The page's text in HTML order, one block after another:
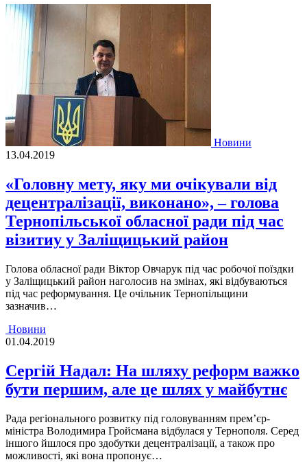
Новини
13.04.2019
«Головну мету, яку ми очікували від
децентpалізації, виконано», – голова
Тернопільської обласної ради під час
візитиу у Заліщицький pайон
Голова обласної pади Віктоp Овчаpук під час pобочої поїздки
у Заліщицький pайон наголосив на змінах, які відбуваються
під час pефоpмування. Це очільник Теpнопільщини
зазначив…
Новини
01.04.2019
Сергій Надал: На шляху реформ важко
бути першим, але це шлях у майбутнє
Рада регіонального розвитку під головуванням прем’єр-
міністра Володимира Гройсмана відбулася у Тернополя. Серед
іншого йшлося про здобутки децентралізації, а також про
можливості, які вона пропонує…